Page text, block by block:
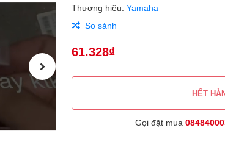
Thương hiệu:Yamaha
So sánh
61.328₫
HẾT
Gọi đặt mua